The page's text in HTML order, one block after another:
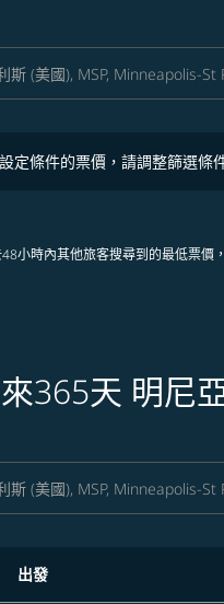
定條件的票價，請調整篩選條
小時內其他旅客搜尋到的最低票價
365天 明尼
出發